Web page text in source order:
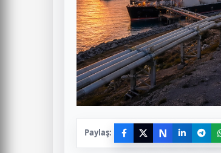
Paylaş: N